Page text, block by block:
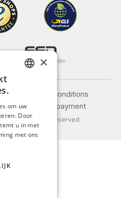
terms and conditions
Shipping and payment
All Rights Reserved
FRENCH
ITALIAN
×
om uw
Door
u in met
met ons